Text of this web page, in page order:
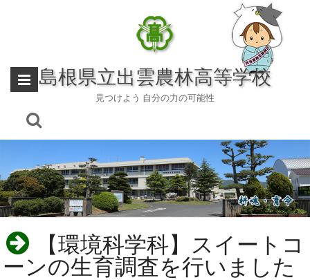
島根県立出雲農林高等学校
見つけよう 自分の力の可能性
【環境科学科】スイートコ
ーンの生育調査を行いました